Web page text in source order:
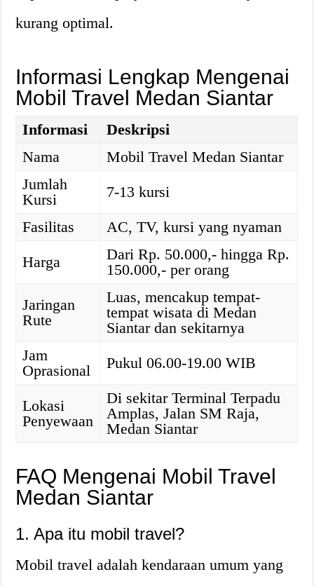
kurang optimal.
Informasi Lengkap Mengenai
Mobil Travel Medan Siantar
Informasi
Deskripsi
Nama
Mobil Travel Medan Siantar
Jumlah
Kursi
7-13 kursi
Fasilitas
AC, TV, kursi yang nyaman
Harga
Dari Rp. 50.000,- hingga Rp.
150.000,- per orang
Jaringan
Rute
Luas, mencakup tempat-
tempat wisata di Medan
Siantar dan sekitarnya
Jam
Oprasional
Pukul 06.00-19.00 WIB
Lokasi
Penyewaan
Di sekitar Terminal Terpadu
Amplas, Jalan SM Raja,
Medan Siantar
FAQ Mengenai Mobil Travel
Medan Siantar
1. Apa itu mobil travel?
Mobil travel adalah kendaraan umum yang